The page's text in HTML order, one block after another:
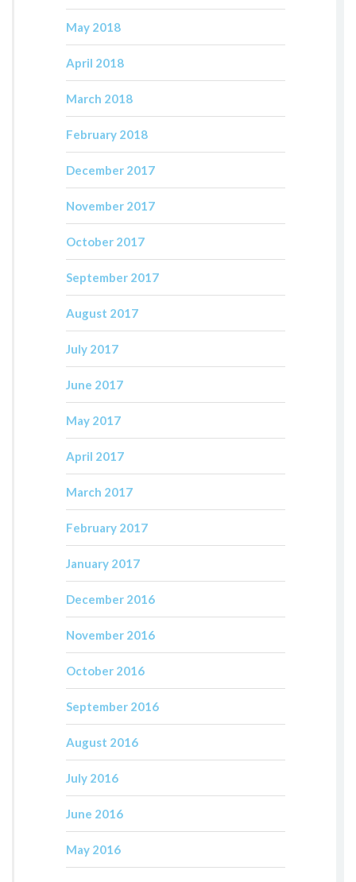
May 2018
April 2018
March 2018
February 2018
December 2017
November 2017
October 2017
September 2017
August 2017
July 2017
June 2017
May 2017
April 2017
March 2017
February 2017
January 2017
December 2016
November 2016
October 2016
September 2016
August 2016
July 2016
June 2016
May 2016